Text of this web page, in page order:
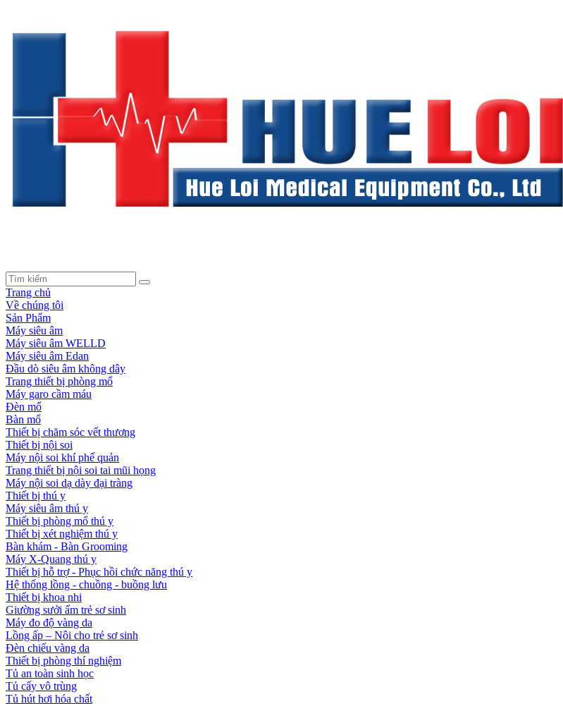
Trang chủ
Về chúng tôi
Sản Phẩm
Máy siêu âm
Máy siêu âm WELLD
Máy siêu âm Edan
Đầu dò siêu âm không dây
Trang thiết bị phòng mổ
Máy garo cầm máu
Đèn mổ
Bàn mổ
Thiết bị chăm sóc vết thương
Thiết bị nội soi
Máy nội soi khí phế quản
Trang thiết bị nội soi tai mũi họng
Máy nội soi dạ dày đại tràng
Thiết bị thú y
Máy siêu âm thú y
Thiết bị phòng mổ thú y
Thiết bị xét nghiệm thú y
Bàn khám - Bàn Grooming
Máy X-Quang thú y
Thiết bị hỗ trợ - Phục hồi chức năng thú y
Hệ thống lồng - chuồng - buồng lưu
Thiết bị khoa nhi
Giường sưởi ấm trẻ sơ sinh
Máy đo độ vàng da
Lồng ấp – Nôi cho trẻ sơ sinh
Đèn chiếu vàng da
Thiết bị phòng thí nghiệm
Tủ an toàn sinh học
Tủ cấy vô trùng
Tủ hút hơi hóa chất